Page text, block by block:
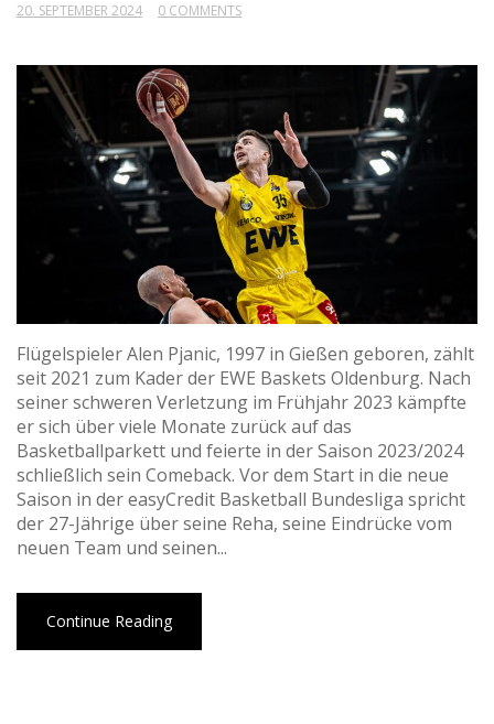
20. SEPTEMBER 2024 0 COMMENTS
Flügelspieler Alen Pjanic, 1997 in Gießen geboren, zählt
seit 2021 zum Kader der EWE Baskets Oldenburg. Nach
seiner schweren Verletzung im Frühjahr 2023 kämpfte
er sich über viele Monate zurück auf das
Basketballparkett und feierte in der Saison 2023/2024
schließlich sein Comeback. Vor dem Start in die neue
Saison in der easyCredit Basketball Bundesliga spricht
der 27-Jährige über seine Reha, seine Eindrücke vom
neuen Team und seinen...
Continue Reading